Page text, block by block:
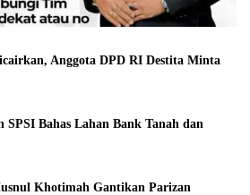
Anggota DPD RI Destita Minta
SPSI Bahas Lahan Bank Tanah dan
Khotimah Gantikan Parizan